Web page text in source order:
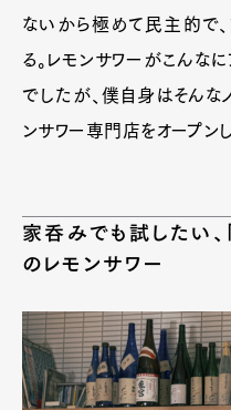
ないから極めて民主的で
る。レモンサワーがこんな
でしたが、僕自身はそんな
ンサワー専門店をオープン
家呑みでも試したい、
のレモンサワー